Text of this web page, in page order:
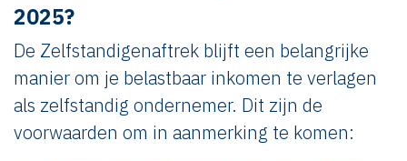
2025?
De Zelfstandigenaftrek blijft een belangrijke
manier om je belastbaar inkomen te verlagen
als zelfstandig ondernemer. Dit zijn de
voorwaarden om in aanmerking te komen: